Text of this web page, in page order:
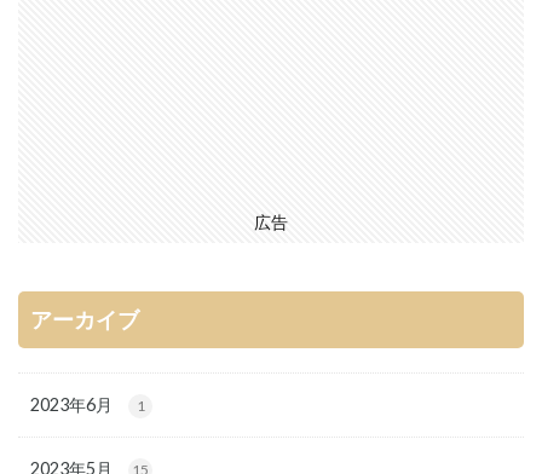
広告
アーカイブ
2023年6月 1
2023年5月 15